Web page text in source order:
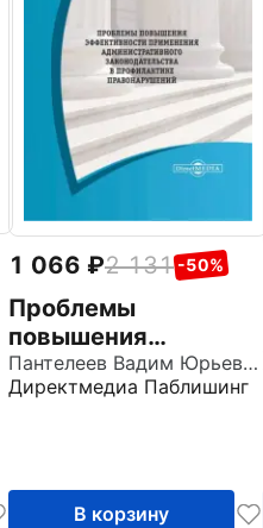
1 066 2 131 -50%
Проблемы
повышения
эффективности
применения
Пантелеев Вадим Юрьевич
Директмедиа Паблишинг
В корзину